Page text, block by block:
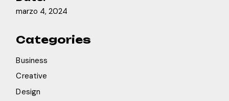
marzo 4, 2024
Categories
Business
Creative
Design